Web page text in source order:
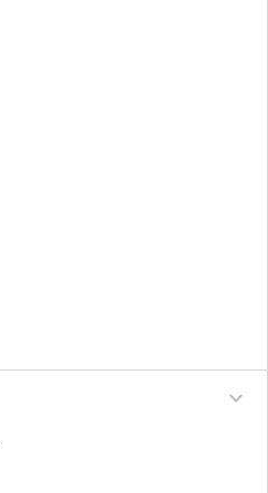
expand_more